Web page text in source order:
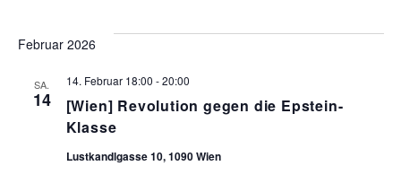
Februar 2026
SA.
14
[Wien] Revolution gegen die Epstein-
Klasse
14. Februar 18:00 -20:00
Lustkandlgasse 10, 1090 Wien